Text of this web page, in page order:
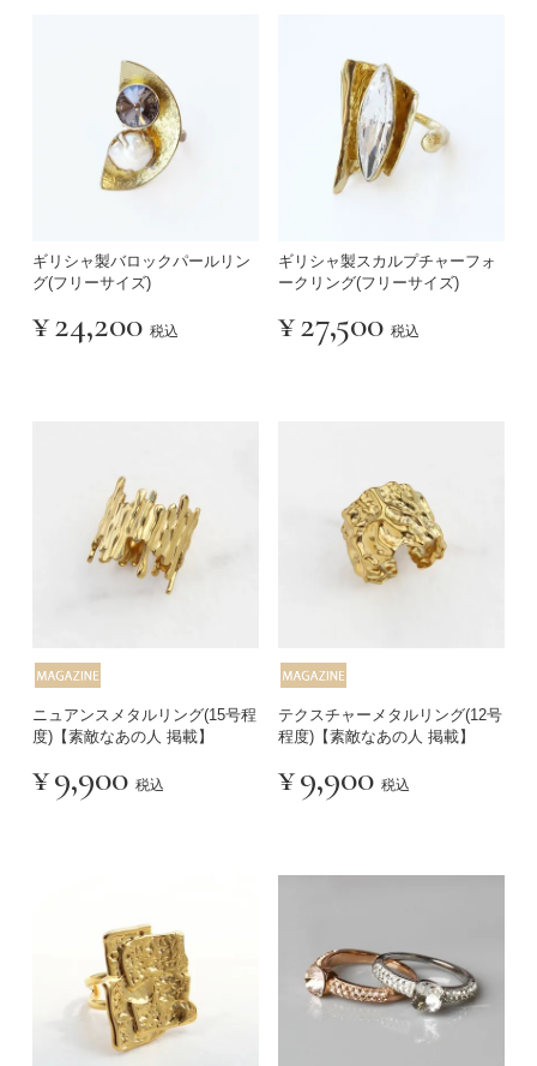
ギリシャ製バロックパールリン
グ(フリーサイズ)
¥24,200 税込
ギリシャ製スカルプチャーフォ
ークリング(フリーサイズ)
¥27,500 税込
ニュアンスメタルリング(15号程
度)【素敵なあの人 掲載】
¥9,900 税込
テクスチャーメタルリング(12号
程度)【素敵なあの人 掲載】
¥9,900 税込